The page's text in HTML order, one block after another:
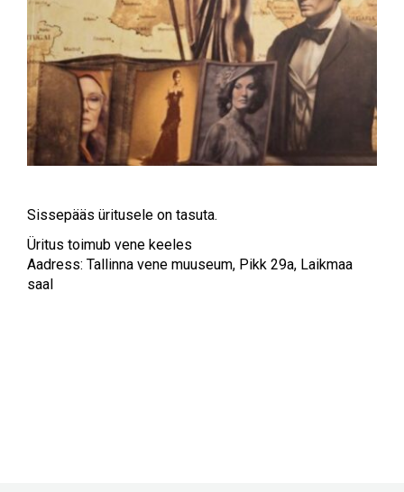
Sissepääs üritusele on tasuta.
Üritus toimub vene keeles
Aadress: Tallinna vene muuseum, Pikk 29a, Laikmaa
saal